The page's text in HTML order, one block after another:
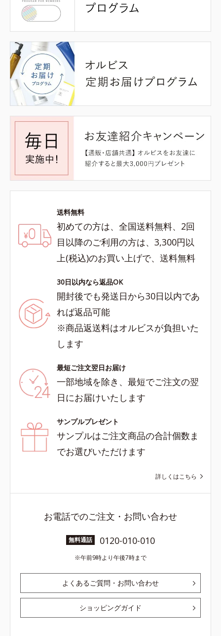
送料無料
初めての方は、全国送料無料、2回
目以降のご利用の方は、3,300円以
上(税込)のお買い上げで、送料無料
30日以内なら返品OK
開封後でも発送日から30日以内であ
れば返品可能
※商品返送料はオルビスが負担いた
します
最短ご注文翌日お届け
一部地域を除き、最短でご注文の翌
日にお届けいたします
サンプルプレゼント
サンプルはご注文商品の合計個数ま
でお選びいただけます
詳しくはこちら
お電話でのご注文・お問い合わせ
無料通話 0120-010-010
午前9時より午後7時まで
よくあるご質問・お問い合わせ
ショッピングガイド